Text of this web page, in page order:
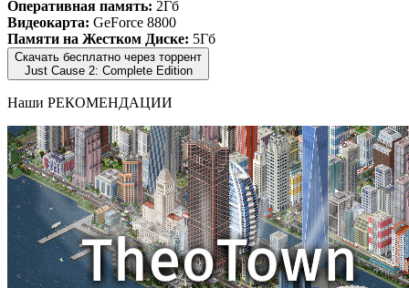
Оперативная память: 2Гб
Видеокарта: GeForce 8800
Памяти на Жестком Диске: 5Гб
Скачать бесплатно через торрент
Just Cause 2: Complete Edition
Наши РЕКОМЕНДАЦИИ